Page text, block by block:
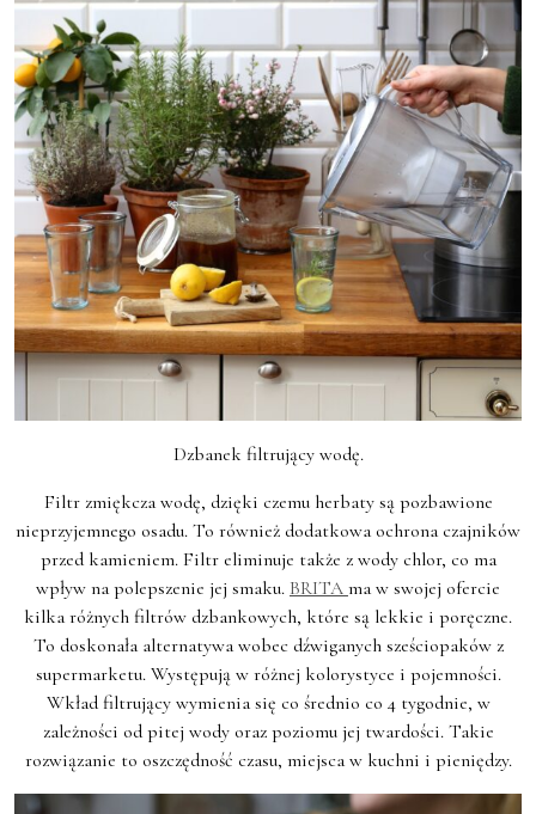
Dzbanek filtrujący wodę.
Filtr zmiękcza wodę, dzięki czemu herbaty są pozbawione
nieprzyjemnego osadu. To również dodatkowa ochrona czajników
przed kamieniem. Filtr eliminuje także z wody chlor, co ma
wpływ na polepszenie jej smaku. BRITA ma w swojej ofercie
kilka różnych filtrów dzbankowych, które są lekkie i poręczne.
To doskonała alternatywa wobec dźwiganych sześciopaków z
supermarketu. Występują w różnej kolorystyce i pojemności.
Wkład filtrujący wymienia się co średnio co 4 tygodnie, w
zależności od pitej wody oraz poziomu jej twardości. Takie
rozwiązanie to oszczędność czasu, miejsca w kuchni i pieniędzy.